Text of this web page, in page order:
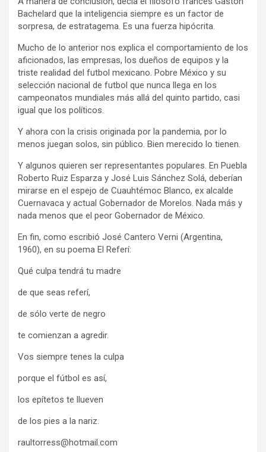
Bachelard que la inteligencia siempre es un factor de
sorpresa, de estratagema. Es una fuerza hipócrita.
Mucho de lo anterior nos explica el comportamiento de los
aficionados, las empresas, los dueños de equipos y la
triste realidad del futbol mexicano. Pobre México y su
selección nacional de futbol que nunca llega en los
campeonatos mundiales más allá del quinto partido, casi
igual que los políticos.
Y ahora con la crisis originada por la pandemia, por lo
menos juegan solos, sin público. Bien merecido lo tienen.
Y algunos quieren ser representantes populares. En Puebla
Roberto Ruiz Esparza y José Luis Sánchez Solá, deberían
mirarse en el espejo de Cuauhtémoc Blanco, ex alcalde
Cuernavaca y actual Gobernador de Morelos. Nada más y
nada menos que el peor Gobernador de México.
En fin, como escribió José Cantero Verni (Argentina,
1960), en su poema El Referí:
Qué culpa tendrá tu madre
de que seas referí,
de sólo verte de negro
te comienzan a agredir.
Vos siempre tenes la culpa
porque el fútbol es así,
los epítetos te llueven
de los pies a la nariz.
raultorress@hotmail.com